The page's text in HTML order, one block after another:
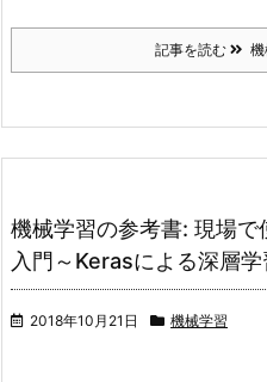
記事を読む
機械学習の参考書: 現場
入門～Kerasによる深層
2018年10月21日 機械学習